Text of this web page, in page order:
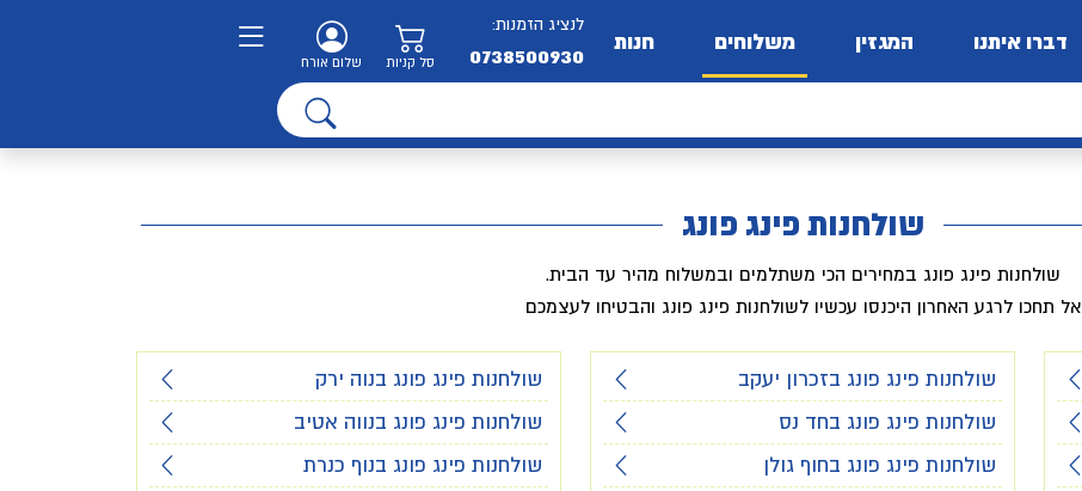
דברו איתנו המגזין משלוחים חנות
לנציג הזמנות:
0738500930 סל קניות שלום אורח
שולחנות פינג פונג
שולחנות פינג פונג במחירים הכי משתלמים ובמשלוח מהיר עד הבית.
אל תחכו לרגע האחרון היכנסו עכשיו לשולחנות פינג פונג והבטיחו לעצמכם
שולחנות פינג פונג בזכרון יעקב
שולחנות פינג פונג בחד נס
שולחנות פינג פונג בחוף גולן
שולחנות פינג פונג בנוה ירק
שולחנות פינג פונג בנווה אטיב
שולחנות פינג פונג בנוף כנרת